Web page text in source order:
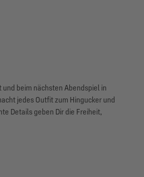
beim nächsten Abendspiel in
jedes Outfit zum Hingucker und
Details geben Dir die Freiheit,